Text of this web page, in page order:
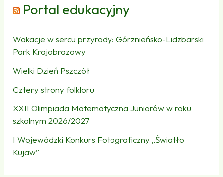
Portal edukacyjny
Wakacje w sercu przyrody: Górznieńsko-Lidzbarski
Park Krajobrazowy
Wielki Dzień Pszczół
Cztery strony folkloru
XXII Olimpiada Matematyczna Juniorów w roku
szkolnym 2026/2027
I Wojewódzki Konkurs Fotograficzny „Światło
Kujaw”